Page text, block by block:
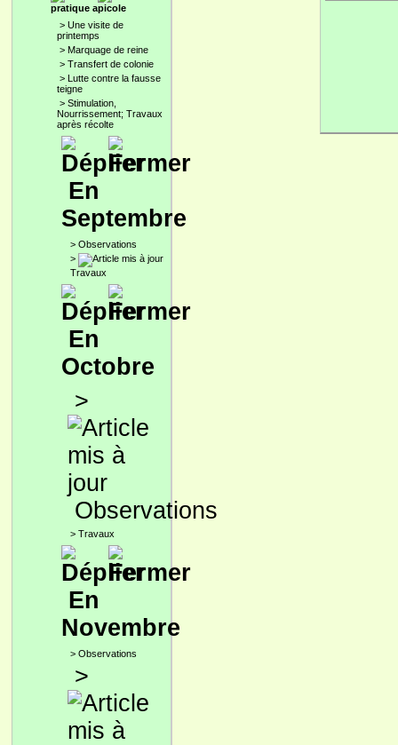
pratique apicole
> Une visite de
printemps
> Marquage de reine
> Transfert de colonie
> Lutte contre la fausse
teigne
> Stimulation,
Nourrissement; Travaux
après récolte
En
Septembre
> Observations
>
Travaux
En
Octobre
>
Observations
> Travaux
En
Novembre
> Observations
>